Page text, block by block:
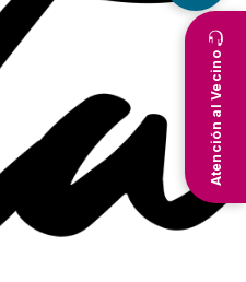
Atención al Vecino